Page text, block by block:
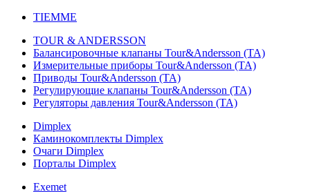
TIEMME
TOUR & ANDERSSON
Балансировочные клапаны Tour&Andersson (TA)
Измерительные приборы Tour&Andersson (TA)
Приводы Tour&Andersson (TA)
Регулирующие клапаны Tour&Andersson (TA)
Регуляторы давления Tour&Andersson (TA)
Dimplex
Каминокомплекты Dimplex
Очаги Dimplex
Порталы Dimplex
Exemet